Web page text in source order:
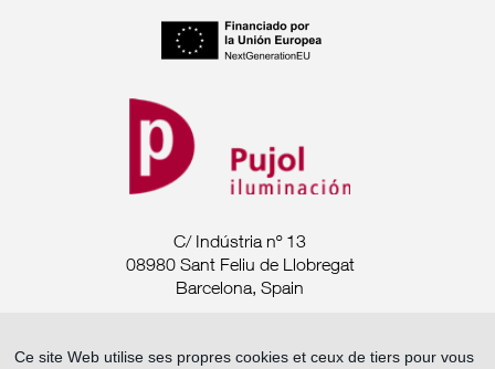
C/ Indústria nº 13
08980 Sant Feliu de Llobregat
Barcelona, Spain
Tel. +34 93 685 7880
Ce site Web utilise ses propres cookies et ceux de tiers pour vous